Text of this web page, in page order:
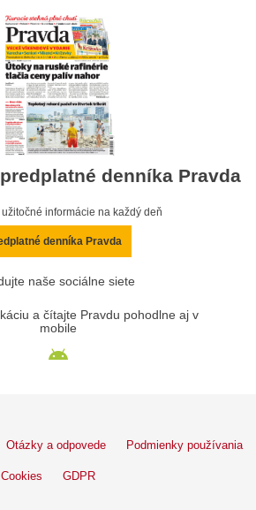
denníka Pravda
informácie na každý deň
denníka Pravda
naše sociálne siete
a čítajte Pravdu pohodlne aj v
mobile
Otázky a odpovede Podmienky používania
Cookies GDPR